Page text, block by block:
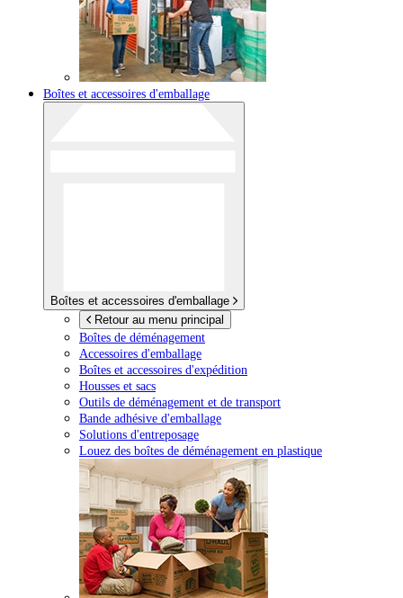
Boîtes et accessoires d'emballage
Boîtes et accessoires d'emballage
Retour au menu principal
Boîtes de déménagement
Accessoires d'emballage
Boîtes et accessoires d'expédition
Housses et sacs
Outils de déménagement et de transport
Bande adhésive d'emballage
Solutions d'entreposage
Louez des boîtes de déménagement en plastique